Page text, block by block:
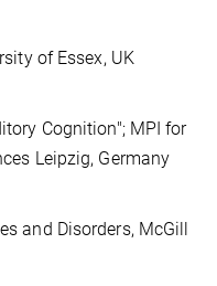
of Essex, UK
Cognition"; MPI for
Leipzig, Germany
and Disorders, McGill